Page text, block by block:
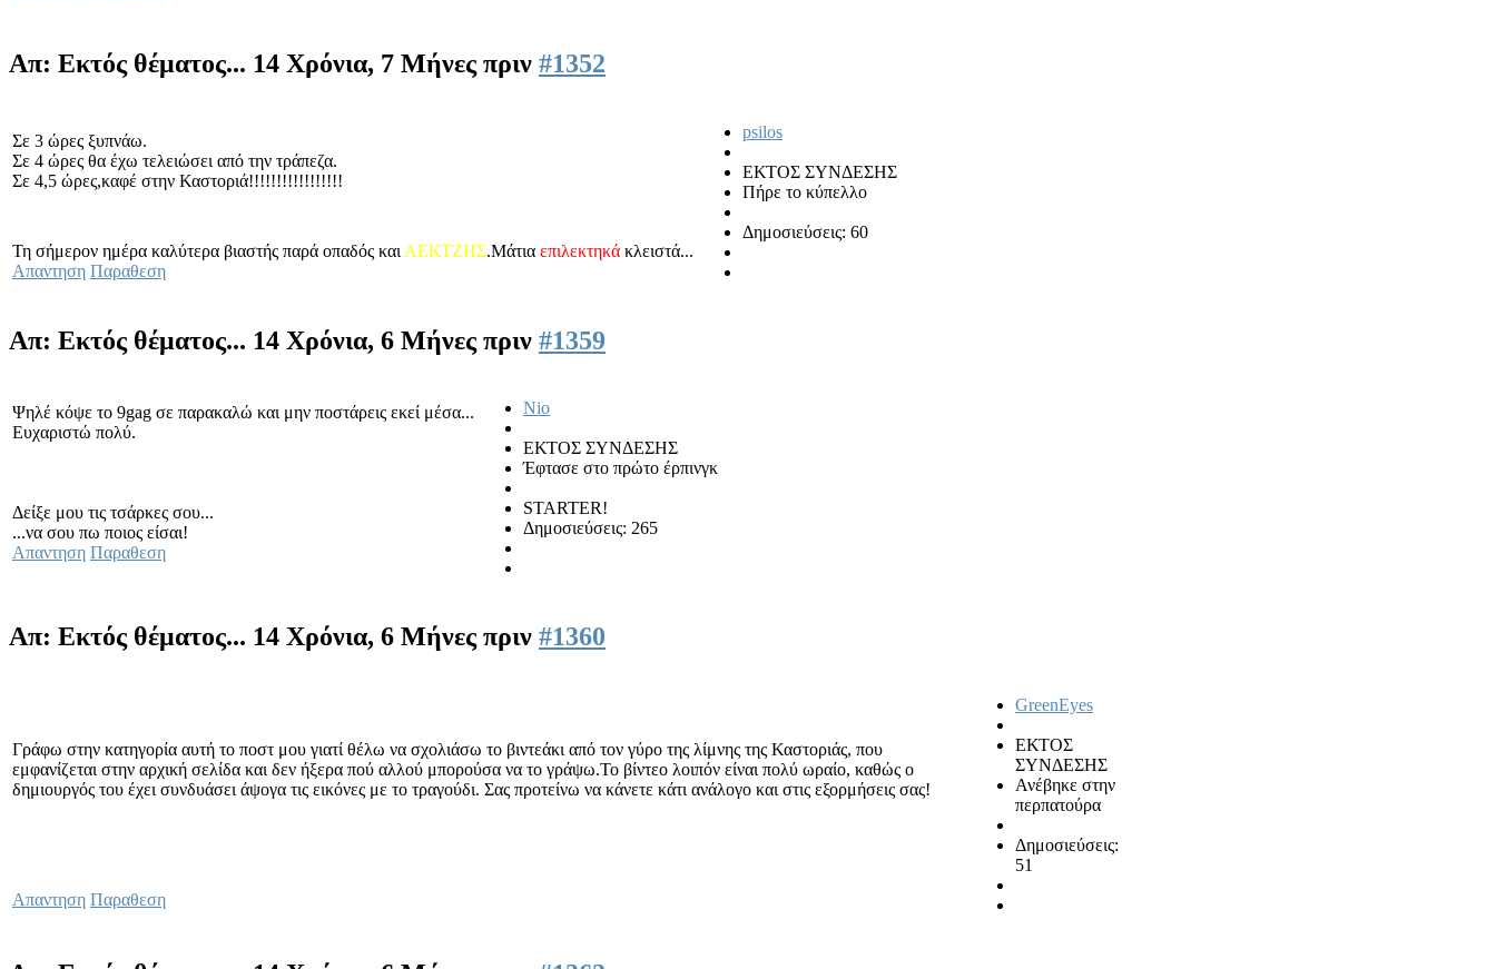
Απ: Εκτός θέματος... 14 Χρόνια, 7 Μήνες πριν #1352
Σε 3 ώρες ξυπνάω.
Σε 4 ώρες θα έχω τελειώσει από την τράπεζα.
Σε 4,5 ώρες,καφέ στην Καστοριά!!!!!!!!!!!!!!!!!
psilos
ΕΚΤΟΣ ΣΥΝΔΕΣΗΣ
Πήρε το κύπελλο
Δημοσιεύσεις: 60
Τη σήμερον ημέρα καλύτερα βιαστής παρά οπαδός και ΑΕΚΤΖΗΣ.Μάτια επιλεκτηκά κλειστά...
Απαντηση Παραθεση
Απ: Εκτός θέματος... 14 Χρόνια, 6 Μήνες πριν #1359
Ψηλέ κόψε το 9gag σε παρακαλώ και μην ποστάρεις εκεί μέσα...
Ευχαριστώ πολύ.
Nio
ΕΚΤΟΣ ΣΥΝΔΕΣΗΣ
Έφτασε στο πρώτο έρπινγκ
STARTER!
Δημοσιεύσεις: 265
Δείξε μου τις τσάρκες σου...
...να σου πω ποιος είσαι!
Απαντηση Παραθεση
Απ: Εκτός θέματος... 14 Χρόνια, 6 Μήνες πριν #1360
Γράφω στην κατηγορία αυτή το ποστ μου γιατί θέλω να σχολιάσω το βιντεάκι από τον γύρο της λίμνης της Καστοριάς, που
εμφανίζεται στην αρχική σελίδα και δεν ήξερα πού αλλού μπορούσα να το γράψω.Το βίντεο λοιπόν είναι πολύ ωραίο, καθώς ο
δημιουργός του έχει συνδυάσει άψογα τις εικόνες με το τραγούδι. Σας προτείνω να κάνετε κάτι ανάλογο και στις εξορμήσεις σας!
GreenEyes
ΕΚΤΟΣ
ΣΥΝΔΕΣΗΣ
Ανέβηκε στην
περπατούρα
Δημοσιεύσεις:
51
Απαντηση Παραθεση